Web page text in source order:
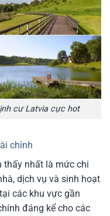
cư Latvia cực hot
chính
thấy nhất là mức chi
dịch vụ và sinh hoạt
các khu vực gần
đáng kể cho các